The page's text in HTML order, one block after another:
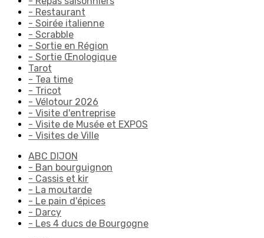
- Restaurant
- Soirée italienne
- Scrabble
- Sortie en Région
- Sortie Œnologique
Tarot
- Tea time
- Tricot
- Vélotour 2026
- Visite d'entreprise
- Visite de Musée et EXPOS
- Visites de Ville
ABC DIJON
- Ban bourguignon
- Cassis et kir
- La moutarde
- Le pain d'épices
- Darcy
- Les 4 ducs de Bourgogne